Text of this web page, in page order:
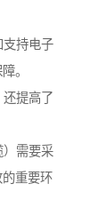
支持电子
。
提高了
）需要采
重要环